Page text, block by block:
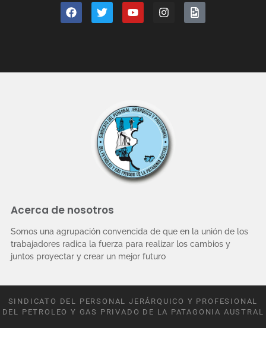
Acerca de nosotros
Somos una agrupación convencida de que en la unión de los
trabajadores radica la fuerza para realizar los cambios y
juntos proyectar y crear un mejor futuro
SINDICATO DEL PERSONAL JERÁRQUICO Y PROFESIONAL
DEL PETROLEO Y GAS PRIVADO DE LA PATAGONIA AUSTRAL